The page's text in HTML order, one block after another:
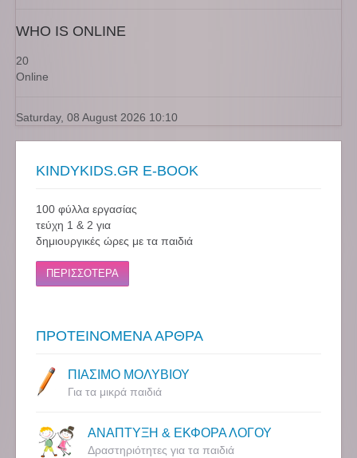
WHO IS ONLINE
20
Online
Saturday, 08 August 2026 10:10
KINDYKIDS.GR E-BOOK
100 φύλλα εργασίας
τεύχη 1 & 2 για
δημιουργικές ώρες με τα παιδιά
ΠΕΡΙΣΣΟΤΕΡΑ
ΠΡΟΤΕΙΝΟΜΕΝΑ ΑΡΘΡΑ
ΠΙΑΣΙΜΟ ΜΟΛΥΒΙΟΥ
Για τα μικρά παιδιά
ΑΝΑΠΤΥΞΗ & ΕΚΦΟΡΑ ΛΟΓΟΥ
Δραστηριότητες για τα παιδιά